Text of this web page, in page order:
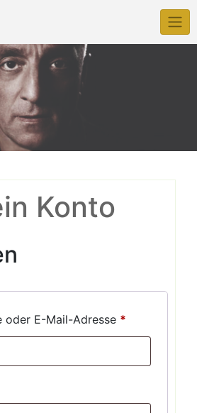
Konto
oder E-Mail-Adresse *